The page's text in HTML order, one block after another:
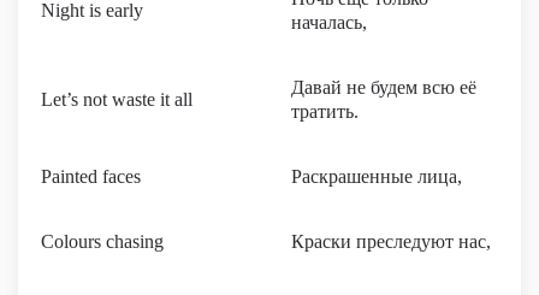
Night is early
началась,
Let’s not waste it all
Давай не будем всю её
тратить.
Painted faces Раскрашенные лица,
Colours chasing Краски преследуют нас,